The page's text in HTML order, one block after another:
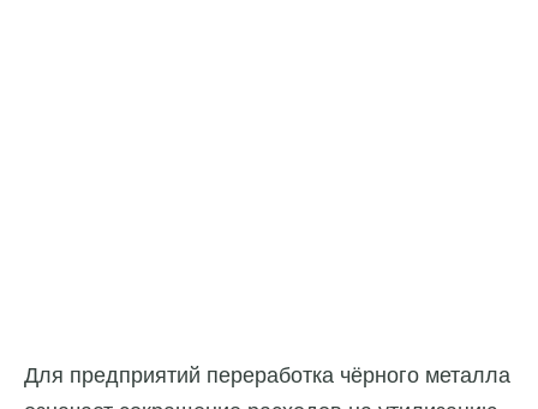
Для предприятий переработка чёрного металла